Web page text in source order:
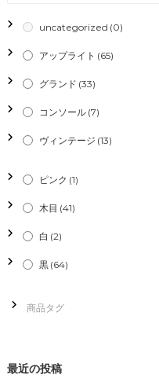
ゲ
ー
シ
ョ
uncategorized (0)
アップライト (65)
グランド (33)
コンソール (7)
ヴィンテージ (13)
ピンク (1)
木目 (41)
白 (2)
黒 (64)
最近の投稿